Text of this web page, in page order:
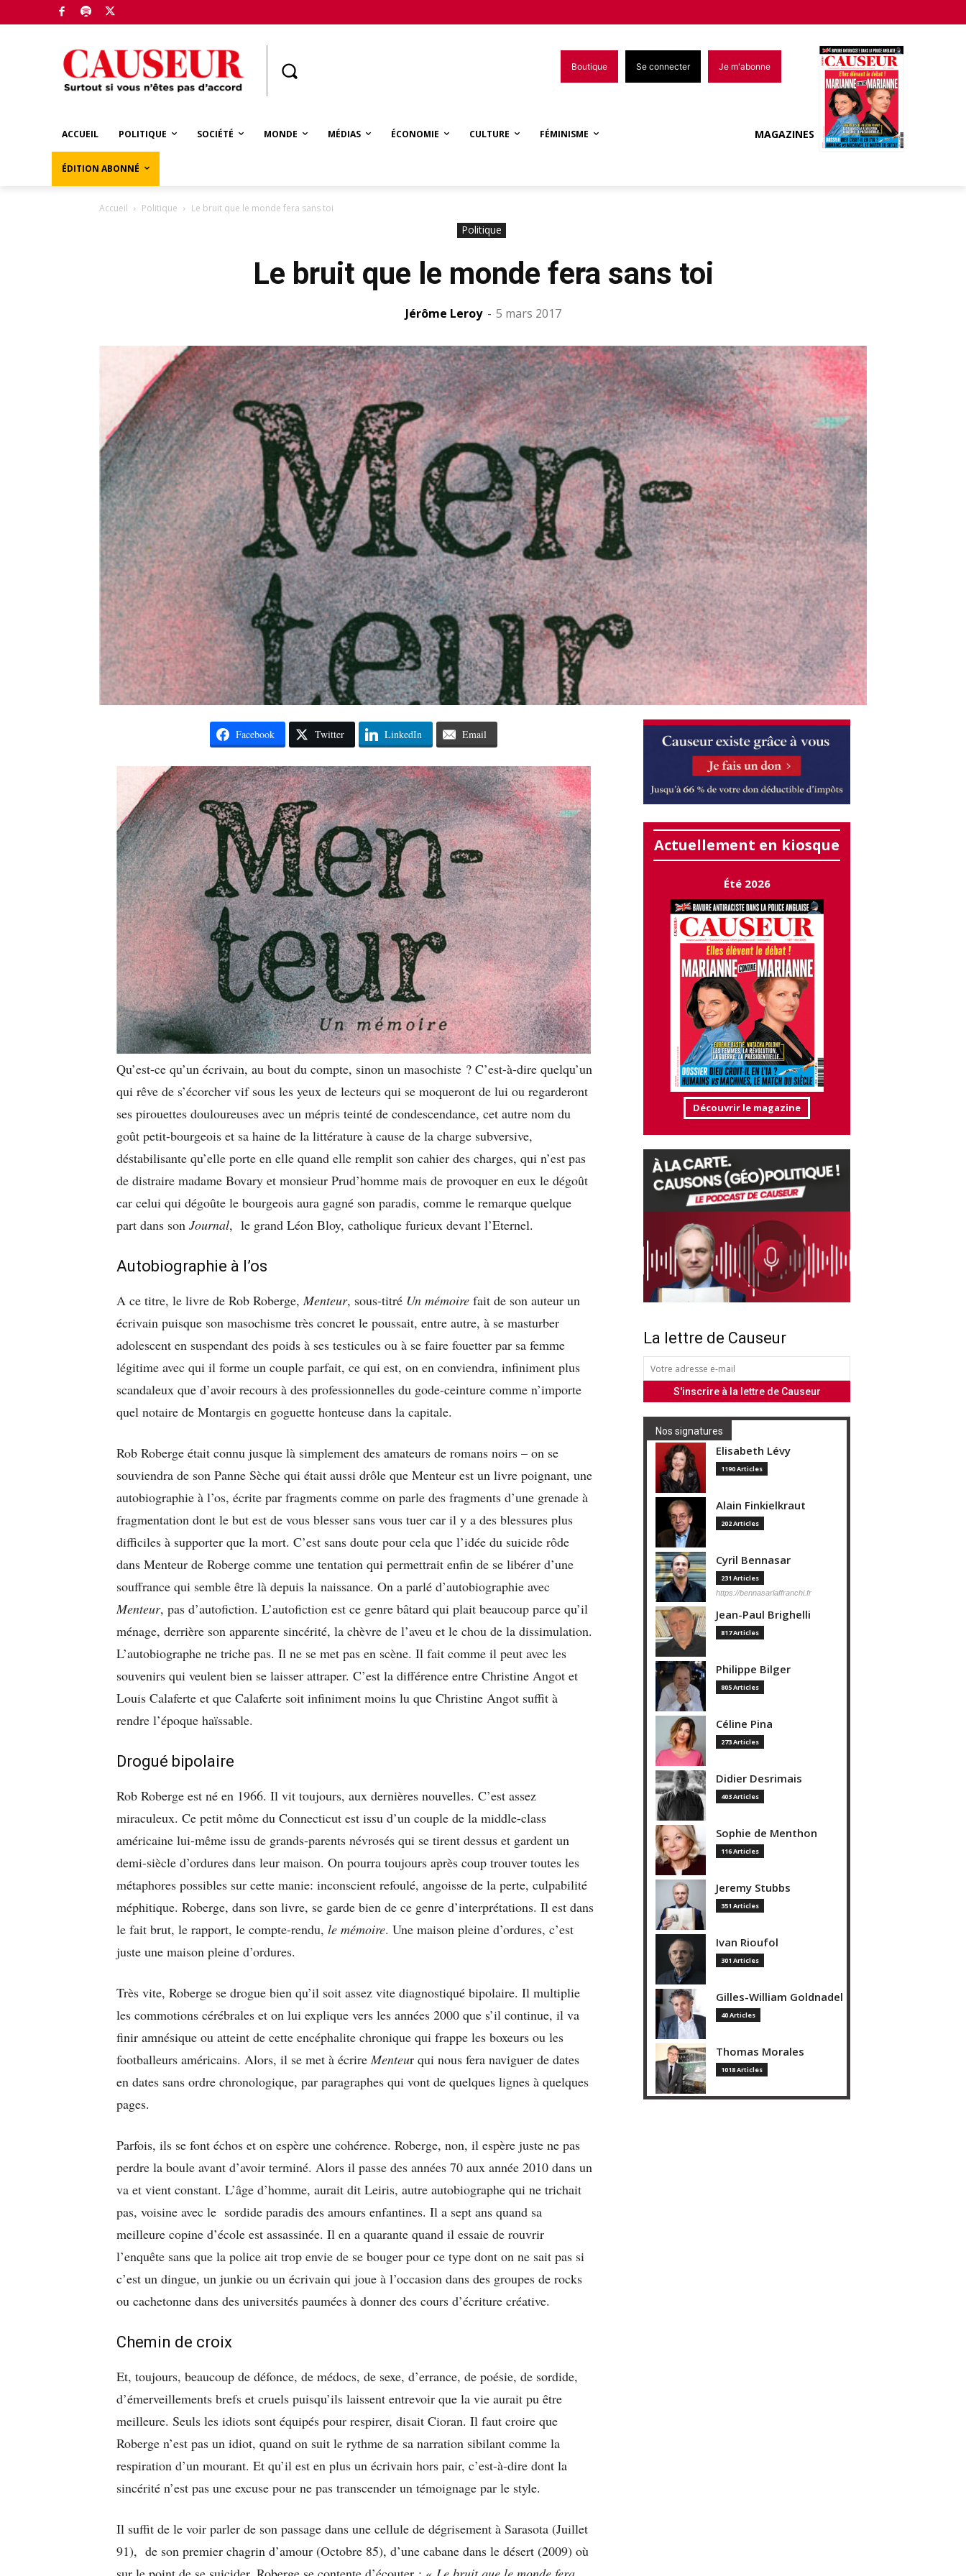
Boutique Se connecter Je m'abonne
ACCUEIL POLITIQUE SOCIÉTÉ MONDE MÉDIAS ÉCONOMIE CULTURE FÉMINISME
ÉDITION ABONNÉ
MAGAZINES
Accueil Politique Le bruit que le monde fera sans toi
Politique
Le bruit que le monde fera sans toi
Jérôme Leroy - 5 mars 2017
Facebook Twitter LinkedIn Email
Qu’est-ce qu’un écrivain, au bout du compte, sinon un masochiste ? C’est-à-dire quelqu’un
qui rêve de s’écorcher vif sous les yeux de lecteurs qui se moqueront de lui ou regarderont
ses pirouettes douloureuses avec un mépris teinté de condescendance, cet autre nom du
goût petit-bourgeois et sa haine de la littérature à cause de la charge subversive,
déstabilisante qu’elle porte en elle quand elle remplit son cahier des charges, qui n’est pas
de distraire madame Bovary et monsieur Prud’homme mais de provoquer en eux le dégoût
car celui qui dégoûte le bourgeois aura gagné son paradis, comme le remarque quelque
part dans son Journal, le grand Léon Bloy, catholique furieux devant l’Eternel.
Autobiographie à l’os
A ce titre, le livre de Rob Roberge, Menteur, sous-titré Un mémoire fait de son auteur un
écrivain puisque son masochisme très concret le poussait, entre autre, à se masturber
adolescent en suspendant des poids à ses testicules ou à se faire fouetter par sa femme
légitime avec qui il forme un couple parfait, ce qui est, on en conviendra, infiniment plus
scandaleux que d’avoir recours à des professionnelles du gode-ceinture comme n’importe
quel notaire de Montargis en goguette honteuse dans la capitale.
Rob Roberge était connu jusque là simplement des amateurs de romans noirs – on se
souviendra de son Panne Sèche qui était aussi drôle que Menteur est un livre poignant, une
autobiographie à l’os, écrite par fragments comme on parle des fragments d’une grenade à
fragmentation dont le but est de vous blesser sans vous tuer car il y a des blessures plus
difficiles à supporter que la mort. C’est sans doute pour cela que l’idée du suicide rôde
dans Menteur de Roberge comme une tentation qui permettrait enfin de se libérer d’une
souffrance qui semble être là depuis la naissance. On a parlé d’autobiographie avec
Menteur, pas d’autofiction. L’autofiction est ce genre bâtard qui plait beaucoup parce qu’il
ménage, derrière son apparente sincérité, la chèvre de l’aveu et le chou de la dissimulation.
L’autobiographe ne triche pas. Il ne se met pas en scène. Il fait comme il peut avec les
souvenirs qui veulent bien se laisser attraper. C’est la différence entre Christine Angot et
Louis Calaferte et que Calaferte soit infiniment moins lu que Christine Angot suffit à
rendre l’époque haïssable.
Drogué bipolaire
Rob Roberge est né en 1966. Il vit toujours, aux dernières nouvelles. C’est assez
miraculeux. Ce petit môme du Connecticut est issu d’un couple de la middle-class
américaine lui-même issu de grands-parents névrosés qui se tirent dessus et gardent un
demi-siècle d’ordures dans leur maison. On pourra toujours après coup trouver toutes les
métaphores possibles sur cette manie: inconscient refoulé, angoisse de la perte, culpabilité
méphitique. Roberge, dans son livre, se garde bien de ce genre d’interprétations. Il est dans
le fait brut, le rapport, le compte-rendu, le mémoire. Une maison pleine d’ordures, c’est
juste une maison pleine d’ordures.
Très vite, Roberge se drogue bien qu’il soit assez vite diagnostiqué bipolaire. Il multiplie
les commotions cérébrales et on lui explique vers les années 2000 que s’il continue, il va
finir amnésique ou atteint de cette encéphalite chronique qui frappe les boxeurs ou les
footballeurs américains. Alors, il se met à écrire Menteur qui nous fera naviguer de dates
en dates sans ordre chronologique, par paragraphes qui vont de quelques lignes à quelques
pages.
Parfois, ils se font échos et on espère une cohérence. Roberge, non, il espère juste ne pas
perdre la boule avant d’avoir terminé. Alors il passe des années 70 aux année 2010 dans un
va et vient constant. L’âge d’homme, aurait dit Leiris, autre autobiographe qui ne trichait
pas, voisine avec le sordide paradis des amours enfantines. Il a sept ans quand sa
meilleure copine d’école est assassinée. Il en a quarante quand il essaie de rouvrir
l’enquête sans que la police ait trop envie de se bouger pour ce type dont on ne sait pas si
c’est un dingue, un junkie ou un écrivain qui joue à l’occasion dans des groupes de rocks
ou cachetonne dans des universités paumées à donner des cours d’écriture créative.
Chemin de croix
Et, toujours, beaucoup de défonce, de médocs, de sexe, d’errance, de poésie, de sordide,
d’émerveillements brefs et cruels puisqu’ils laissent entrevoir que la vie aurait pu être
meilleure. Seuls les idiots sont équipés pour respirer, disait Cioran. Il faut croire que
Roberge n’est pas un idiot, quand on suit le rythme de sa narration sibilant comme la
respiration d’un mourant. Et qu’il est en plus un écrivain hors pair, c’est-à-dire dont la
sincérité n’est pas une excuse pour ne pas transcender un témoignage par le style.
Il suffit de le voir parler de son passage dans une cellule de dégrisement à Sarasota (Juillet
91), de son premier chagrin d’amour (Octobre 85), d’une cabane dans le désert (2009) où
Actuellement en kiosque
Été 2026
Découvrir le magazine
La lettre de Causeur
Nos signatures
Elisabeth Lévy
1190 Articles
Alain Finkielkraut
202 Articles
Cyril Bennasar
231 Articles
https://bennasarlaffranchi.fr
Jean-Paul Brighelli
817 Articles
Philippe Bilger
805 Articles
Céline Pina
273 Articles
Didier Desrimais
403 Articles
Sophie de Menthon
116 Articles
Jeremy Stubbs
351 Articles
Ivan Rioufol
301 Articles
Gilles-William Goldnadel
40 Articles
Thomas Morales
1018 Articles